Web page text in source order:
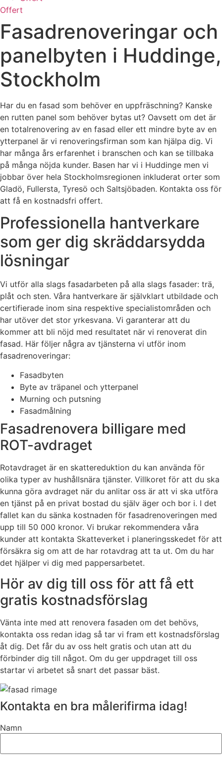
Offert
Fasadrenoveringar och
panelbyten i Huddinge,
Stockholm
Har du en fasad som behöver en uppfräschning? Kanske
en rutten panel som behöver bytas ut? Oavsett om det är
en totalrenovering av en fasad eller ett mindre byte av en
ytterpanel är vi renoveringsfirman som kan hjälpa dig. Vi
har många års erfarenhet i branschen och kan se tillbaka
på många nöjda kunder. Basen har vi i Huddinge men vi
jobbar över hela Stockholmsregionen inkluderat orter som
Gladö, Fullersta, Tyresö och Saltsjöbaden. Kontakta oss för
att få en kostnadsfri offert.
Professionella hantverkare
som ger dig skräddarsydda
lösningar
Vi utför alla slags fasadarbeten på alla slags fasader: trä,
plåt och sten. Våra hantverkare är självklart utbildade och
certifierade inom sina respektive specialistområden och
har utöver det stor yrkesvana. Vi garanterar att du
kommer att bli nöjd med resultatet när vi renoverat din
fasad. Här följer några av tjänsterna vi utför inom
fasadrenoveringar:
Fasadbyten
Byte av träpanel och ytterpanel
Murning och putsning
Fasadmålning
Fasadrenovera billigare med
ROT-avdraget
Rotavdraget är en skattereduktion du kan använda för
olika typer av hushållsnära tjänster. Villkoret för att du ska
kunna göra avdraget när du anlitar oss är att vi ska utföra
en tjänst på en privat bostad du själv äger och bor i. I det
fallet kan du sänka kostnaden för fasadrenoveringen med
upp till 50 000 kronor. Vi brukar rekommendera våra
kunder att kontakta Skatteverket i planeringsskedet för att
försäkra sig om att de har rotavdrag att ta ut. Om du har
det hjälper vi dig med pappersarbetet.
Hör av dig till oss för att få ett
gratis kostnadsförslag
Vänta inte med att renovera fasaden om det behövs,
kontakta oss redan idag så tar vi fram ett kostnadsförslag
åt dig. Det får du av oss helt gratis och utan att du
förbinder dig till något. Om du ger uppdraget till oss
startar vi arbetet så snart det passar bäst.
Kontakta en bra målerifirma idag!
Namn